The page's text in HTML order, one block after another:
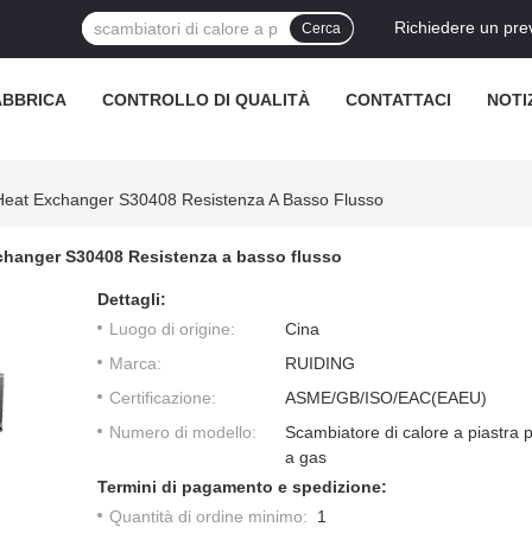
Richiedere un
Cerca
CONTROLLO DI QUALITÀ CONTATTACI
Exchanger S30408 Resistenza A Basso Flusso
S30408 Resistenza a basso flusso
Dettagli:
Luogo di origine:
Cina
Marca:
RUIDING
Certificazione:
ASME/GB/ISO/EAC(EAEU)
Numero di modello:
Scambiatore di calore a piastra
a gas
Termini di pagamento e spedizione:
Quantità di ordine minimo:
1